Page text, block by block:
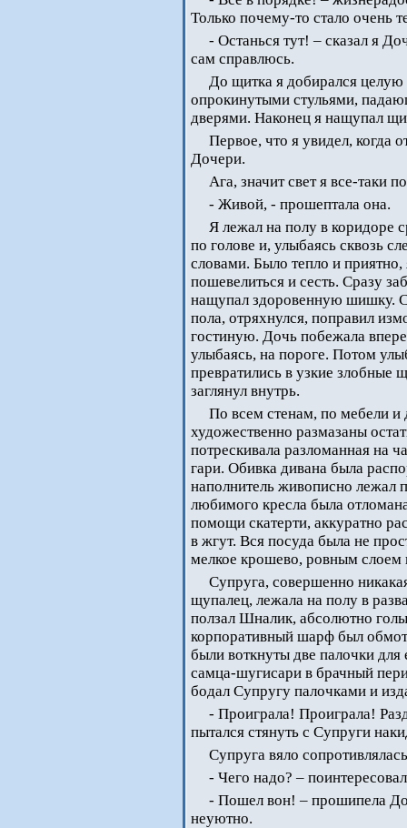
Только почему-то стало очень
- Останься тут! – сказал я
сам справлюсь.
До щитка я добирался
опрокинутыми стульями,
дверями. Наконец я нащупал
Первое, что я увидел, когда
Дочери.
Ага, значит свет я все-таки
- Живой, - прошептала она.
Я лежал на полу в коридоре
по голове и, улыбаясь сквозь
словами. Было тепло и
пошевелиться и сесть. Сразу
нащупал здоровенную шишку.
пола, отряхнулся, поправил
гостиную. Дочь побежала
улыбаясь, на пороге. Потом
превратились в узкие злобные
заглянул внутрь.
По всем стенам, по мебели и
художественно размазаны
потрескивала разломанная на
гари. Обивка дивана была
наполнитель живописно лежал
любимого кресла была
помощи скатерти, аккуратно
в жгут. Вся посуда была не
мелкое крошево, ровным
Супруга, совершенно
щупалец, лежала на полу в
ползал Шналик, абсолютно
корпоративный шарф был
были воткнуты две палочки
самца-шугисари в брачный
бодал Супругу палочками и
- Проиграла! Проиграла!
пытался стянуть с Супруги
Супруга вяло
- Чего надо? –
- Пошел вон! – прошипела
неуютно.